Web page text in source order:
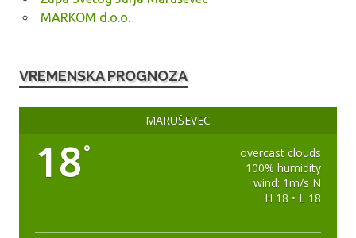
MARKOM d.o.o.
VREMENSKA PROGNOZA
MARUŠEVEC
18°
overcast clouds
100% humidity
wind: 1m/s N
H 18 • L 18